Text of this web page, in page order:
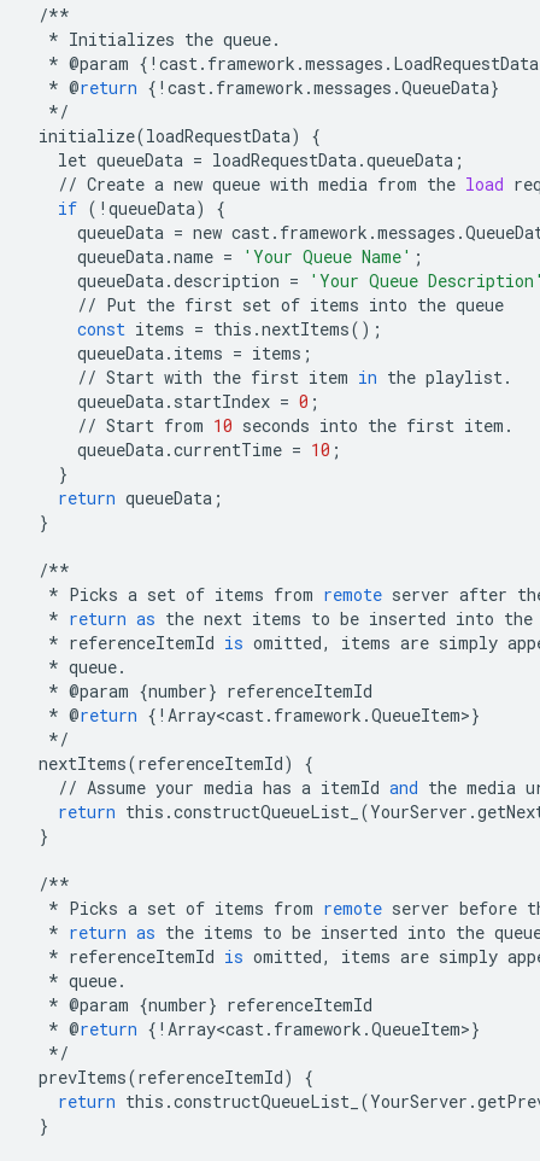
/**
* Initializes the queue.
* @param { ! cast. framework .messages . LoadRequestData
* @return { ! cast. framework .messages .QueueData}
*/
initialize(loadRequestData)
{
let queueData = loadRequestData.queueData ;
// Create a new queue with media from the load
if ( ! queueData)
{
queueData = new cast. framework .messages .
queueData.name = 'Your Queue Name' ;
queueData.description =
'Your Queue
// Put the first set of items into the queue
const items = this .nextItems();
queueData. items = items ;
// Start with the first item in the playlist.
queueData. startIndex = 0 ;
// Start from 10 seconds into the first item .
queueData.currentTime = 10 ;
}
return queueData ;
}
/**
* Picks a set of items from remote server after
* return as the next items to be inserted into the
* referenceItemId is omitted, items are simply
* queue.
* @param {number} referenceItemId
* @return { ! Array<cast. framework .QueueItem>}
*/
nextItems(referenceItemId)
{
// Assume your media has a itemId and the media
return this .constructQueueList_ (YourServer .
}
/**
* Picks a set of items from remote server before
* return as the items to be inserted into the
* referenceItemId is omitted, items are simply
* queue.
* @param {number} referenceItemId
* @return { ! Array<cast. framework .QueueItem>}
*/
prevItems(referenceItemId)
{
return this .constructQueueList_ (YourServer .
}